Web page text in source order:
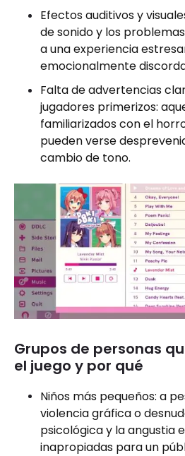
Efectos auditivos y
de sonido y los
a una experiencia
emocionalmente
Falta de advertencias
jugadores primerizos:
familiarizados con el
pueden verse
cambio de tono.
Grupos de personas
el juego y por qué
Niños más pequeños: a
violencia gráfica o
psicológica y la angustia
inapropiadas para un